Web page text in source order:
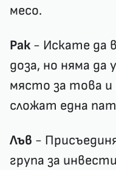
месо.
Рак - Искате да
доза, но няма да
място за това и
сложат една
Лъв -
група за